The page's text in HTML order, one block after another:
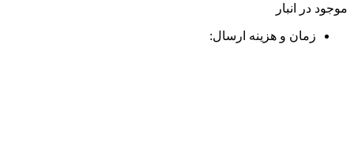
موجود در انبار
زمان و هزینه ارسال: